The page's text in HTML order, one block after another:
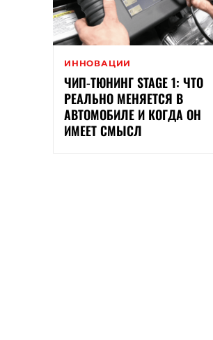
ИННОВАЦИИ
ЧИП-ТЮНИНГ STAGE 1: ЧТО
РЕАЛЬНО МЕНЯЕТСЯ В
АВТОМОБИЛЕ И КОГДА ОН
ИМЕЕТ СМЫСЛ